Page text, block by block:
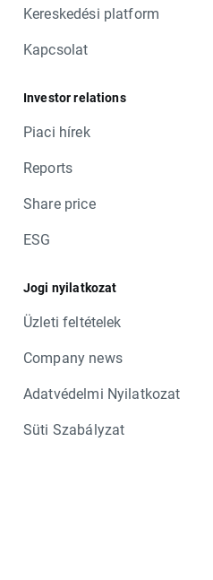
Kereskedési platform
Kapcsolat
Investor relations
Piaci hírek
Reports
Share price
ESG
Jogi nyilatkozat
Üzleti feltételek
Company news
Adatvédelmi Nyilatkozat
Süti Szabályzat